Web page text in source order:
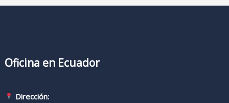
Oficina en Ecuador
Dirección: